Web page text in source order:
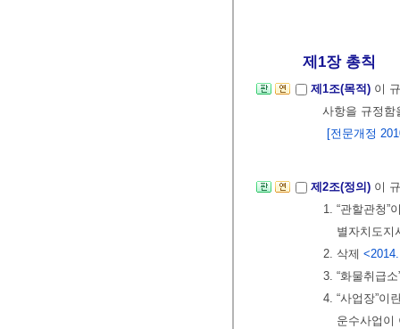
제1장 총칙
제1조(목적) 이
사항을 규정함
[전문개정
제2조(정의) 이
1. “관할관청”
별자치도지
2. 삭제
3. “화물취급
4. “사업장”이
운수사업이